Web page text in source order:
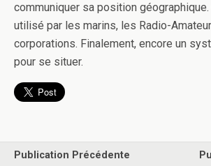
communiquer sa position
utilisé par les marins, les Radio-
corporations. Finalement, encore un
pour se situer.
Publication Précédente